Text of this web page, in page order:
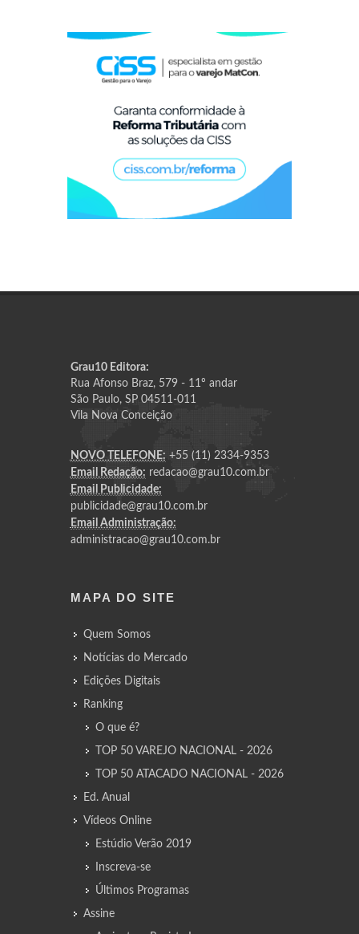
Grau10 Editora:
Rua Afonso Braz, 579 - 11º andar
São Paulo, SP 04511-011
Vila Nova Conceição
NOVO TELEFONE: +55 (11) 2334-9353
Email Redação: redacao@grau10.com.br
Email Publicidade:
publicidade@grau10.com.br
Email Administração:
administracao@grau10.com.br
MAPA DO SITE
Quem Somos
Notícias do Mercado
Edições Digitais
Ranking
O que é?
TOP 50 VAREJO NACIONAL - 2026
TOP 50 ATACADO NACIONAL - 2026
Ed. Anual
Vídeos Online
Estúdio Verão 2019
Inscreva-se
Últimos Programas
Assine